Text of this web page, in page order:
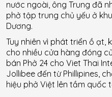
nước ngoài, ông Trung đã
phở tập trung chủ yếu ở
Dương.
Tuy nhiên vì phát triển ồ ạt,
cho nhiều cửa hàng đóng
bán Phở 24 cho Viet Thai
Jollibee đến từ Phillipines,
hiệu phở Việt lên tầm quốc